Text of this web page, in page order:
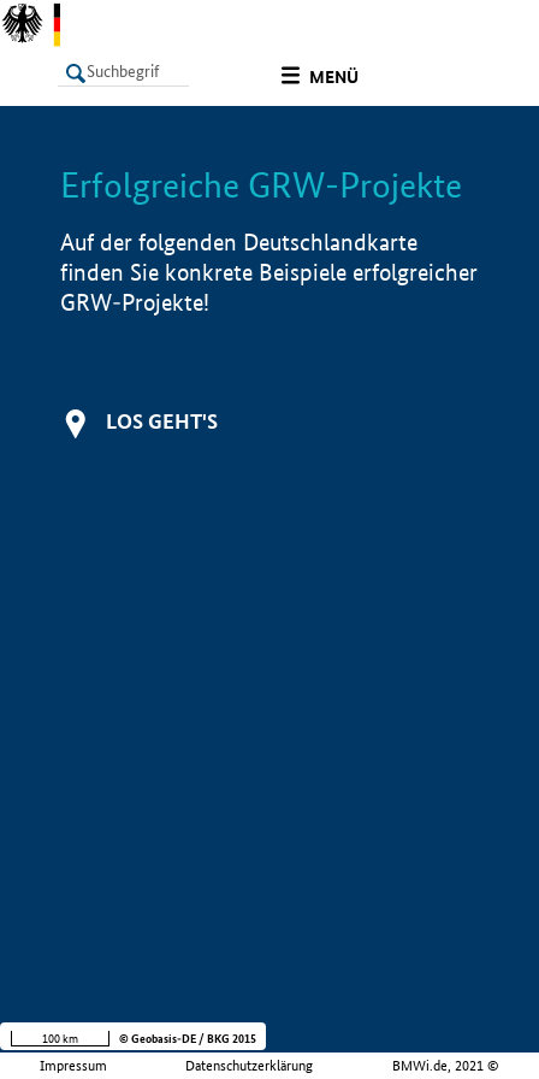
MENÜ
LISTE Info
Erfolgreiche GRW-Projekte
Auf der folgenden Deutschlandkarte
finden Sie konkrete Beispiele erfolgreicher
GRW-Projekte!
LOS GEHT'S
Impressum Datenschutzerklärung BMWi.de, 2021 ©
100 km © Geobasis-DE / BKG 2015